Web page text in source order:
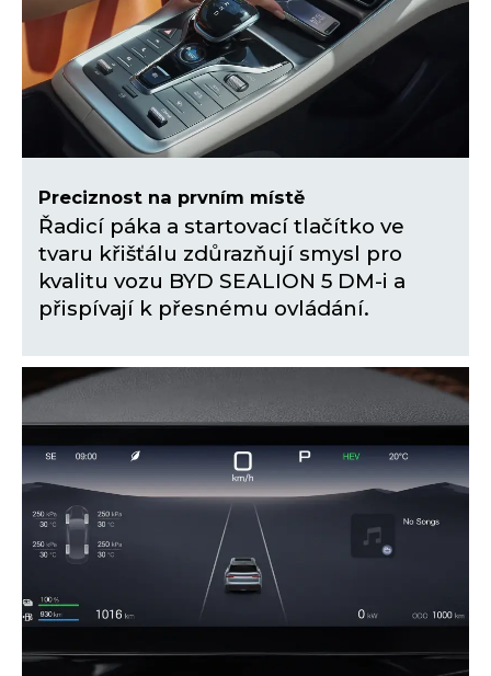
Preciznost na prvním místě
Řadicí páka a startovací tlačítko ve
tvaru křišťálu zdůrazňují smysl pro
kvalitu vozu BYD SEALION 5 DM-i a
přispívají k přesnému ovládání.